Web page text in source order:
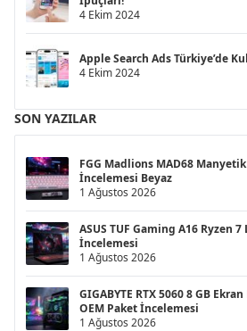
4 Ekim 2024
Apple Search Ads Türkiye’de
4 Ekim 2024
SON YAZILAR
FGG Madlions MAD68
İncelemesi Beyaz
1 Ağustos 2026
ASUS TUF Gaming A16 Ryzen
İncelemesi
1 Ağustos 2026
GIGABYTE RTX 5060 8 GB
OEM Paket İncelemesi
1 Ağustos 2026